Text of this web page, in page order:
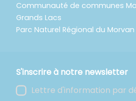
Communauté de communes
Grands Lacs
Parc Naturel Régional du Morvan
S'inscrire à notre newsletter
Lettre d'information par